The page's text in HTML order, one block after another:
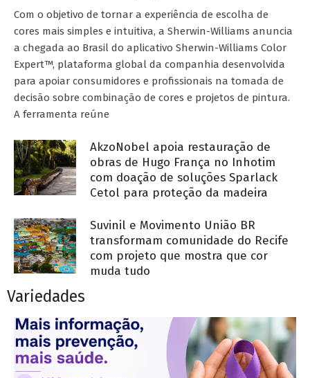
Com o objetivo de tornar a experiência de escolha de
cores mais simples e intuitiva, a Sherwin-Williams anuncia
a chegada ao Brasil do aplicativo Sherwin-Williams Color
Expert™, plataforma global da companhia desenvolvida
para apoiar consumidores e profissionais na tomada de
decisão sobre combinação de cores e projetos de pintura.
A ferramenta reúne
AkzoNobel apoia restauração de
obras de Hugo França no Inhotim
com doação de soluções Sparlack
Cetol para proteção da madeira
Suvinil e Movimento União BR
transformam comunidade do Recife
com projeto que mostra que cor
muda tudo
Variedades